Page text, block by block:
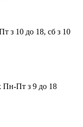
з 10 до 18, сб з 10
Пн-Пт з 9 до 18